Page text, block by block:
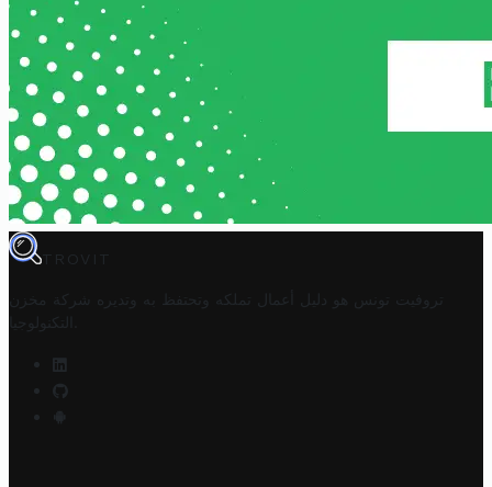
TROVIT
تروفيت تونس هو دليل أعمال تملكه وتحتفظ به وتديره
شركة مخزن
التكنولوجيا